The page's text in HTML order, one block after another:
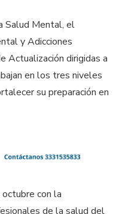
Salud Mental, el
y Adicciones
Actualización dirigidas a
en los tres niveles
su preparación en
con la
de la salud del